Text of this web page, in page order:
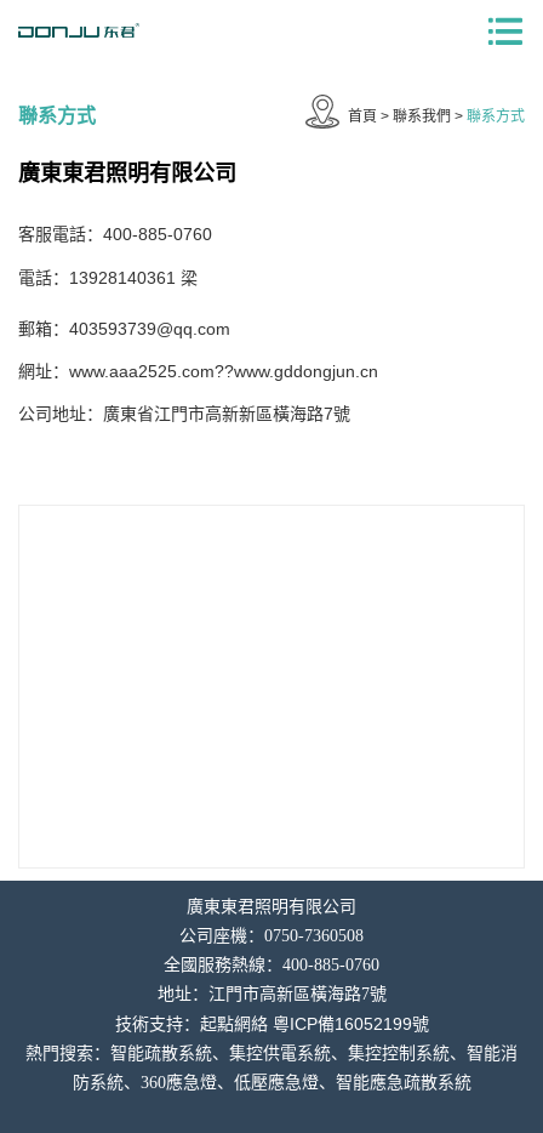
聯系方式 首頁 > 聯系我們 > 聯系方式
廣東東君照明有限公司
客服電話：400-885-0760
電話：13928140361 梁
郵箱： 403593739@qq.com
網址： www.aaa2525.com??www.gddongjun.cn
公司地址：廣東省江門市高新新區橫海路7號
廣東東君照明有限公司
公司座機：0750-7360508
全國服務熱線：400-885-0760
地址： 江門市高新區橫海路7號
技術支持： 起點網絡 粵ICP備16052199號
熱門搜索：智能疏散系統、集控供電系統、集控控制系統、智能消
防系統、360應急燈、低壓應急燈、智能應急疏散系統